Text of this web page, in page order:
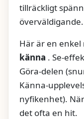
tillräckligt
överväldigande.
Här är en
känna . Se-
Göra-delen
Känna-
nyfikenhet).
det ofta en hit.